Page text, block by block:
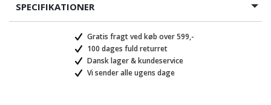
SPECIFIKATIONER
Gratis fragt ved køb over 599,-
100 dages fuld returret
Dansk lager & kundeservice
Vi sender alle ugens dage